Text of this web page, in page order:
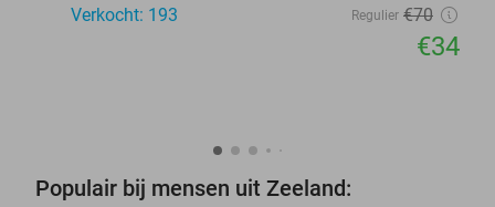
Verkocht: 193 Regulier €70
€34
Populair bij mensen uit Zeeland: